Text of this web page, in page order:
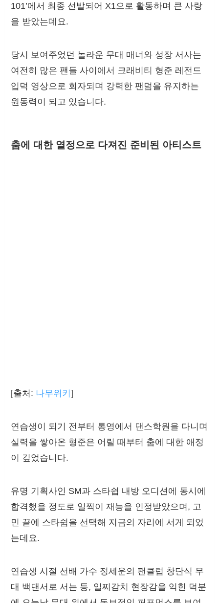
101’에서 최종 선발되어 X1으로 활동하며 큰 사랑
을 받았는데요.
당시 보여주었던 놀라운 무대 매너와 성장 서사는
여전히 많은 팬들 사이에서 크래비티 형준 레전드
입덕 영상으로 회자되며 강력한 팬덤을 유지하는
원동력이 되고 있습니다.
춤에 대한 열정으로 다져진 준비된 아티스트
[출처: 나무위키]
연습생이 되기 전부터 통영에서 댄스학원을 다니며
실력을 쌓아온 형준은 어릴 때부터 춤에 대한 애정
이 깊었습니다.
유명 기획사인 SM과 스타쉽 내방 오디션에 동시에
합격했을 정도로 일찍이 재능을 인정받았으며, 고
민 끝에 스타쉽을 선택해 지금의 자리에 서게 되었
는데요.
연습생 시절 선배 가수 정세운의 팬클럽 창단식 무
대 백댄서로 서는 등, 일찌감치 현장감을 익힌 덕분